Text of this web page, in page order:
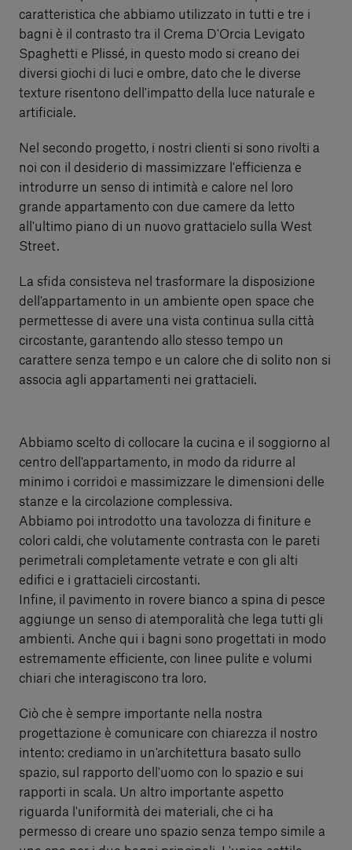
caratteristica che abbiamo utilizzato in tutti e tre i
bagni è il contrasto tra il Crema D'Orcia Levigato
Spaghetti e Plissé, in questo modo si creano dei
diversi giochi di luci e ombre, dato che le diverse
texture risentono dell'impatto della luce naturale e
artificiale.
Nel secondo progetto, i nostri clienti si sono rivolti a
noi con il desiderio di massimizzare l'efficienza e
introdurre un senso di intimità e calore nel loro
grande appartamento con due camere da letto
all'ultimo piano di un nuovo grattacielo sulla West
Street.
La sfida consisteva nel trasformare la disposizione
dell'appartamento in un ambiente open space che
permettesse di avere una vista continua sulla città
circostante, garantendo allo stesso tempo un
carattere senza tempo e un calore che di solito non si
associa agli appartamenti nei grattacieli.
Abbiamo scelto di collocare la cucina e il soggiorno al
centro dell'appartamento, in modo da ridurre al
minimo i corridoi e massimizzare le dimensioni delle
stanze e la circolazione complessiva.
Abbiamo poi introdotto una tavolozza di finiture e
colori caldi, che volutamente contrasta con le pareti
perimetrali completamente vetrate e con gli alti
edifici e i grattacieli circostanti.
Infine, il pavimento in rovere bianco a spina di pesce
aggiunge un senso di atemporalità che lega tutti gli
ambienti. Anche qui i bagni sono progettati in modo
estremamente efficiente, con linee pulite e volumi
chiari che interagiscono tra loro.
Ciò che è sempre importante nella nostra
progettazione è comunicare con chiarezza il nostro
intento: crediamo in un'architettura basato sullo
spazio, sul rapporto dell'uomo con lo spazio e sui
rapporti in scala. Un altro importante aspetto
riguarda l'uniformità dei materiali, che ci ha
permesso di creare uno spazio senza tempo simile a